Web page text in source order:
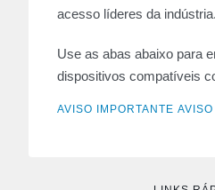
acesso líderes da indústria.
Use as abas abaixo para
dispositivos compatíveis
AVISO IMPORTANTE